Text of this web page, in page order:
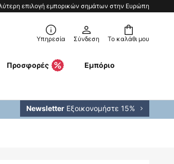
επιλογή εμπορικών σημάτων στην Ευρώπη
Το καλάθι μου
Υπηρεσία Σύνδεση
Προσφορές Εμπόριο
Newsletter Εξοικονομήστε 15%